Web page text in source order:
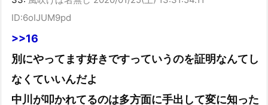
ID:6oIJUM9pd
>>16
別にやってます好きですっていうのを証明なんてし
なくていいんだよ
中川が叩かれてるのは多方面に手出して変に知った